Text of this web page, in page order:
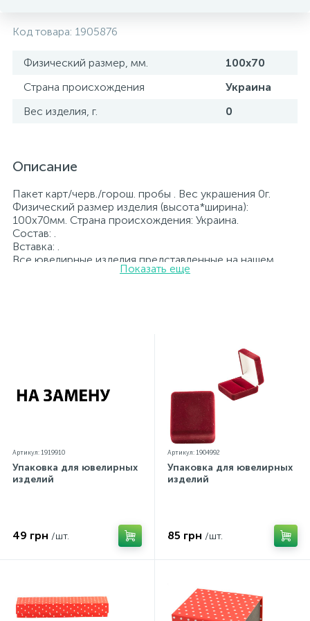
Код товара: 1905876
Физический размер, мм.
100х70
Страна происхождения
Украина
Вес изделия, г.
0
Описание
Пакет карт/черв./горош. пробы . Вес украшения 0г.
Физический размер изделия (высота*ширина):
100х70мм. Страна происхождения: Украина.
Состав: .
Вставка: .
Все ювелирные изделия представленные на нашем
сайте прошли внутренний контроль качества, а также
незначительно отличаться от реальных из-за
Показать еще
Артикул: 1919910
Упаковка для ювелирных
изделий
49 грн /шт.
Артикул: 1904992
Упаковка для ювелирных
изделий
85 грн /шт.